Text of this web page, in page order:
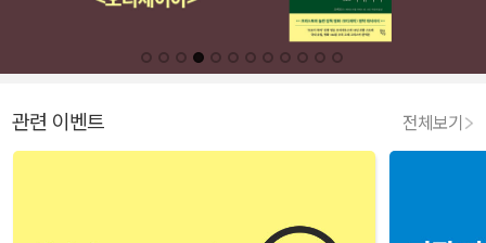
관련 이벤트 전체보기